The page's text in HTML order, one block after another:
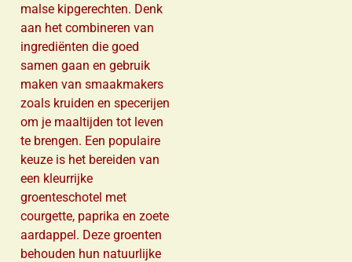
malse kipgerechten. Denk
aan het combineren van
ingrediënten die goed
samen gaan en gebruik
maken van smaakmakers
zoals kruiden en specerijen
om je maaltijden tot leven
te brengen. Een populaire
keuze is het bereiden van
een kleurrijke
groenteschotel met
courgette, paprika en zoete
aardappel. Deze groenten
behouden hun natuurlijke